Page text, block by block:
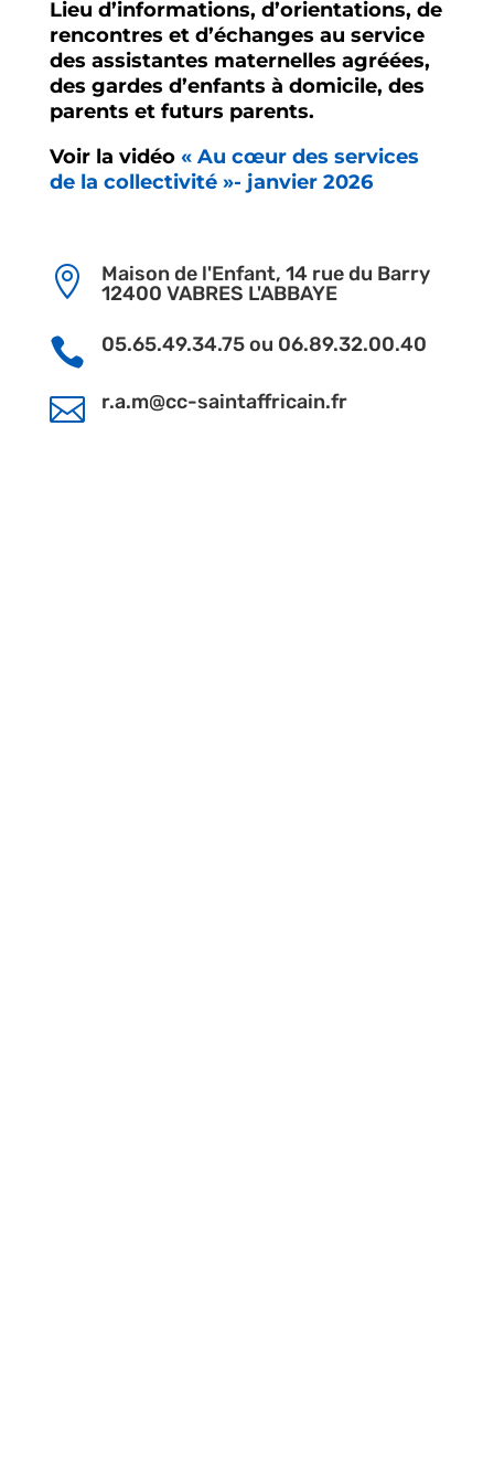
Lieu d’informations, d’orientations, de
rencontres et d’échanges au service
des assistantes maternelles agréées,
des gardes d’enfants à domicile, des
parents et futurs parents.
Voir la vidéo « Au cœur des services
de la collectivité »- janvier 2026

Maison de l'Enfant, 14 rue du Barry
12400 VABRES L'ABBAYE
 05.65.49.34.75 ou 06.89.32.00.40
 r.a.m@cc-saintaffricain.fr